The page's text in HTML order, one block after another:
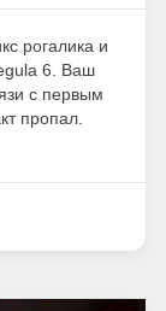
рогалика и
6. Ваш
с первым
пропал.